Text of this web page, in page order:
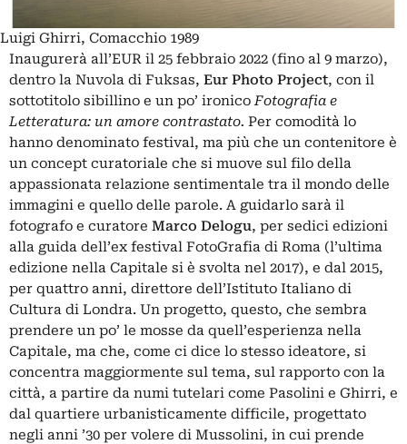
Luigi Ghirri, Comacchio 1989
Inaugurerà all’EUR il 25 febbraio 2022 (fino al 9 marzo),
dentro la Nuvola di Fuksas, Eur Photo Project, con il
sottotitolo sibillino e un po’ ironicoFotografia e
Letteratura: un amore contrastato. Per comodità lo
hanno denominato festival, ma più che un contenitore è
un concept curatoriale che si muove sul filo della
appassionata relazione sentimentale tra il mondo delle
immagini e quello delle parole. A guidarlo sarà il
fotografo e curatore Marco Delogu, per sedici edizioni
alla guida dell’ex festival FotoGrafia di Roma (l’ultima
edizione nella Capitale si è svolta nel 2017), e dal 2015,
per quattro anni, direttore dell’Istituto Italiano di
Cultura di Londra. Un progetto, questo, che sembra
prendere un po’ le mosse da quell’esperienza nella
Capitale, ma che, come ci dice lo stesso ideatore, si
concentra maggiormente sul tema, sul rapporto con la
città, a partire da numi tutelari come Pasolini e Ghirri, e
dal quartiere urbanisticamente difficile, progettato
negli anni ’30 per volere di Mussolini, in cui prende